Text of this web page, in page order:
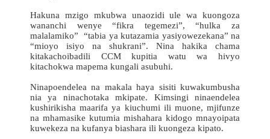
Hakuna mzigo mkubwa unaozidi ule wa kuongoza
wananchi wenye “fikra tegemezi”, “hulka za
malalamiko” “tabia ya kutazamia yasiyowezekana” na
“mioyo isiyo na shukrani”. Nina hakika chama
kitakachoibadili CCM kupitia watu wa hivyo
kitachokwa mapema kungali asubuhi.
Ninapoendelea na makala haya sisiti kuwakumbusha
nia ya ninachotaka mkipate. Kimsingi ninaendelea
kushirikisha maarifa ya kiuchumi ili muone, mjifunze
na mhamasike kutumia mishahara kidogo mnayoipata
kuwekeza na kufanya biashara ili kuongeza kipato.